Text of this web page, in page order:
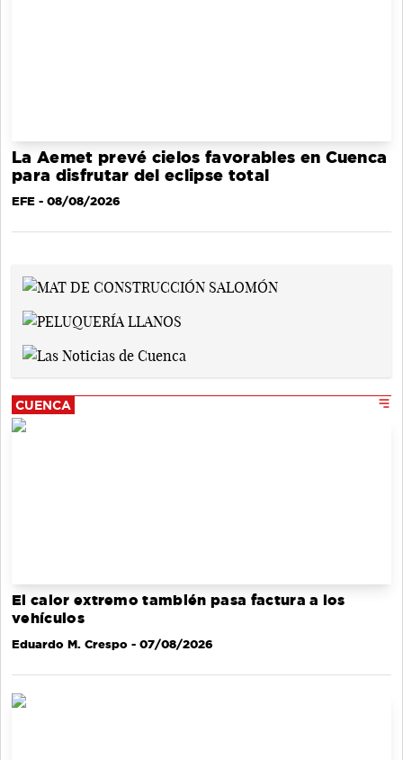
La Aemet prevé cielos favorables en Cuenca
para disfrutar del eclipse total
EFE - 08/08/2026
CUENCA
El calor extremo también pasa factura a los
vehículos
Eduardo M. Crespo - 07/08/2026